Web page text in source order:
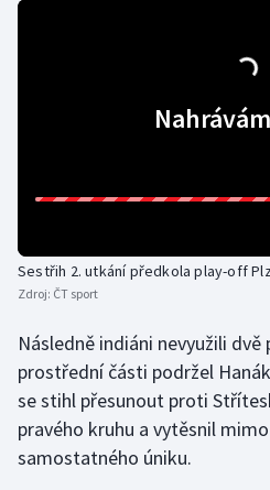
Plážový volejbal
Rychlobruslení
Rychlostní kanoistika
Sestřih 2. utkání předkola play-off
Zdroj: ČT sport
Následně indiáni nevyužili
prostřední části podržel
se stihl přesunout proti
pravého kruhu a vytěsnil
samostatného úniku.